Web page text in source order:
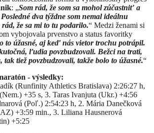
: „Som rád, že som sa mohol zúčastniť a
dva týždne som nemal ideálnu
že sa mi to tu podarilo.“ Medzi ženami si
vybojovala prvenstvo a status favoritky
to úžasné, aj keď nás vietor trochu potrápil.
ľudia povzbudzovali. Bežci na trati,
tiež povzbudzovali, takže bolo to úžasné.“
- výsledky:
(Runfinity Athletics Bratislava) 2:26:27 h,
+35 s, 3. Taras Ivanjuta (Ukr.) +4:56
(Poľ.) 2:54:23 h, 2. Mária Danečková
+3:59 min., 3. Liliana Hausnerová
+5:25